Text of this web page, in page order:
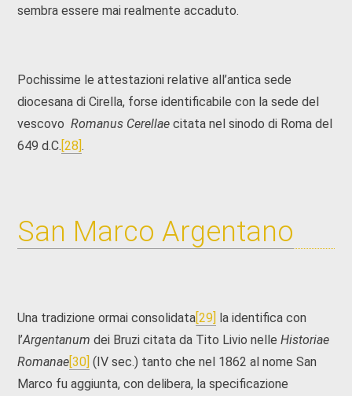
sembra essere mai realmente accaduto.
Pochissime le attestazioni relative all’antica sede
diocesana di Cirella, forse identificabile con la sede del
vescovoRomanus Cerellae citata nel sinodo di Roma del
649 d.C.[28].
San Marco Argentano
Una tradizione ormai consolidata[29] la identifica con
l’Argentanumdei Bruzi citata da Tito Livio nelle Historiae
Romanae[30] (IV sec.) tanto che nel 1862 al nome San
Marco fu aggiunta, con delibera, la specificazione